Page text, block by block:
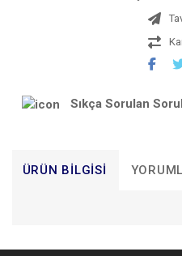
Sıkça Sorulan
ÜRÜN BILGISI
Bu ürünün fiyat bilgisi, resim,